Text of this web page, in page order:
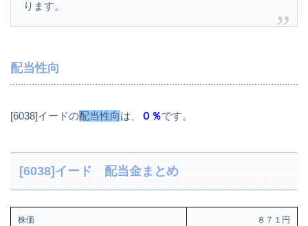
ります。
配当性向
[6038]イードの配当性向は、 ０％です。
[6038]イード 配当金まとめ
株価 ８７１円